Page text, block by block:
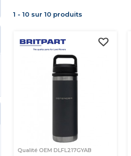
1 - 10 sur 10 produits
Qualité OEM DLFL217GYAB